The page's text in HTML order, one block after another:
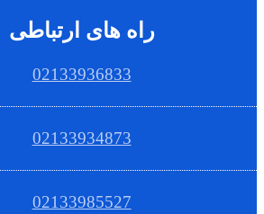
راه های ارتباطی
02133936833
02133934873
02133985527